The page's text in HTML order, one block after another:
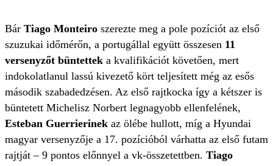
Bár Tiago Monteiro szerezte meg a pole pozíciót az első
szuzukai időmérőn, a portugállal együtt összesen 11
versenyzőt büntettek a kvalifikációt követően, mert
indokolatlanul lassú kivezető kört teljesített még az esős
második szabadedzésen. Az első rajtkocka így a kétszer is
büntetett Michelisz Norbert legnagyobb ellenfelének,
Esteban Guerrierinek az ölébe hullott, míg a Hyundai
magyar versenyzője a 17. pozícióból várhatta az első futam
rajtját – 9 pontos előnnyel a vk-összetettben. Tiago